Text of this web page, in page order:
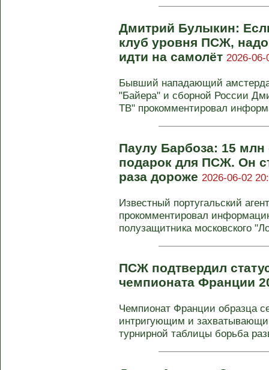
Дмитрий Булыкин:
клуб уровня ПСЖ,
идти на самолёт 2026-06-
Бывший нападающий
"Байера" и сборной России
ТВ" прокомментировал
Паулу Барбоза: 15 млн
подарок для ПСЖ. Он
раза дороже 2026-06-02
Известный португальский
прокомментировал
полузащитника московского
ПСЖ подтвердил
чемпионата Франции
Чемпионат Франции образца
интригующим и
турнирной таблицы борьба